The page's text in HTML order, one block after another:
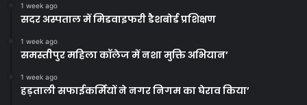
1 week ago
सदर अस्पताल में मिडवाइफरी डैशबोर्ड प्रशिक्षण
1 week ago
समस्तीपुर महिला कॉलेज में नशा मुक्ति अभियान’
1 week ago
हड़ताली सफाईकर्मियों ने नगर निगम का घेराव किया’